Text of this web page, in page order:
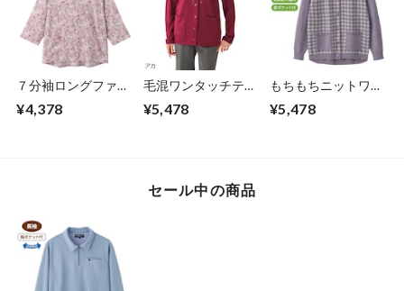
７分袖ロングファス
ナーＴシャツ③（婦
人）
¥4,378
毛混ワンタッチテ－
プニットカ－ディガ
ン（婦人）
¥5,478
もちもちニットワン
タッチテ－プカーデ
ィガン1①（婦人）
¥5,478
セール中の商品